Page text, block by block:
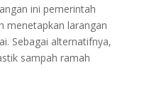
ini pemerintah
menetapkan larangan
Sebagai alternatifnya,
sampah ramah